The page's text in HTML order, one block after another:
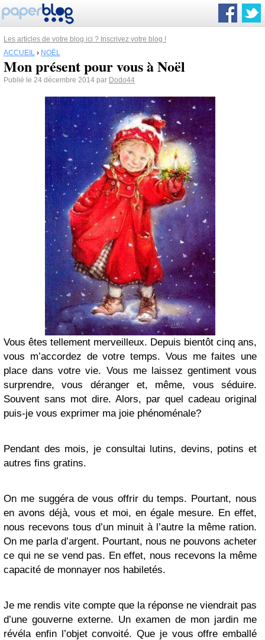
Les articles de votre blog ici ? Inscrivez votre blog !
ACCUEIL › NOËL
Mon présent pour vous à Noël
Publié le 24 décembre 2014 par Dodo44
Vous êtes tellement merveilleux. Depuis bientôt cinq ans,
vous m’accordez de votre temps. Vous me faites une
place dans votre vie. Vous me laissez gentiment vous
surprendre, vous déranger et, même, vous séduire.
Souvent sans mot dire. Alors, par quel cadeau original
puis-je vous exprimer ma joie phénoménale?
Pendant des mois, je consultai lutins, devins, potins et
autres fins gratins.
On me suggéra de vous offrir du temps. Pourtant, nous
en avons déjà, vous et moi, en égale mesure. En effet,
nous recevons tous d’un minuit à l’autre la même ration.
On me parla d’argent. Pourtant, nous ne pouvons acheter
ce qui ne se vend pas. En effet, nous recevons la même
capacité de monnayer nos habiletés.
Je me rendis vite compte que la réponse ne viendrait pas
d’une gouverne externe. Un examen de mon jardin me
révéla enfin l’objet convoité. Que je vous offre emballé